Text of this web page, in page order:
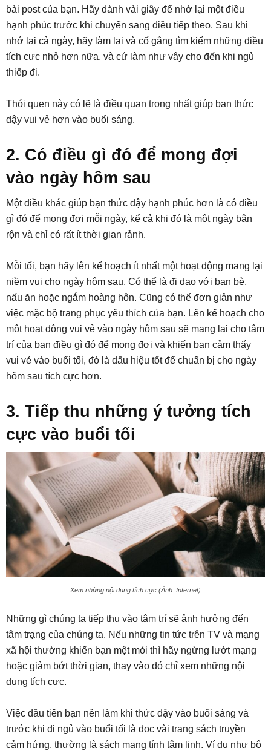
bài post của bạn. Hãy dành vài giây để nhớ lại một điều
hạnh phúc trước khi chuyển sang điều tiếp theo. Sau khi
nhớ lại cả ngày, hãy làm lại và cố gắng tìm kiếm những điều
tích cực nhỏ hơn nữa, và cứ làm như vậy cho đến khi ngủ
thiếp đi.
Thói quen này có lẽ là điều quan trọng nhất giúp bạn thức
dậy vui vẻ hơn vào buổi sáng.
2. Có điều gì đó để mong đợi
vào ngày hôm sau
Một điều khác giúp bạn thức dậy hạnh phúc hơn là có điều
gì đó để mong đợi mỗi ngày, kể cả khi đó là một ngày bận
rộn và chỉ có rất ít thời gian rảnh.
Mỗi tối, bạn hãy lên kế hoạch ít nhất một hoạt động mang lại
niềm vui cho ngày hôm sau. Có thể là đi dạo với bạn bè,
nấu ăn hoặc ngắm hoàng hôn. Cũng có thể đơn giản như
việc mặc bộ trang phục yêu thích của bạn. Lên kế hoạch cho
một hoạt động vui vẻ vào ngày hôm sau sẽ mang lại cho tâm
trí của bạn điều gì đó để mong đợi và khiến bạn cảm thấy
vui vẻ vào buổi tối, đó là dấu hiệu tốt để chuẩn bị cho ngày
hôm sau tích cực hơn.
3. Tiếp thu những ý tưởng tích
cực vào buổi tối
Xem những nội dung tích cực (Ảnh: Internet)
Những gì chúng ta tiếp thu vào tâm trí sẽ ảnh hưởng đến
tâm trạng của chúng ta. Nếu những tin tức trên TV và mạng
xã hội thường khiến bạn mệt mỏi thì hãy ngừng lướt mạng
hoặc giảm bớt thời gian, thay vào đó chỉ xem những nội
dung tích cực.
Việc đầu tiên bạn nên làm khi thức dậy vào buổi sáng và
trước khi đi ngủ vào buổi tối là đọc vài trang sách truyền
cảm hứng, thường là sách mang tính tâm linh. Ví dụ như bộ